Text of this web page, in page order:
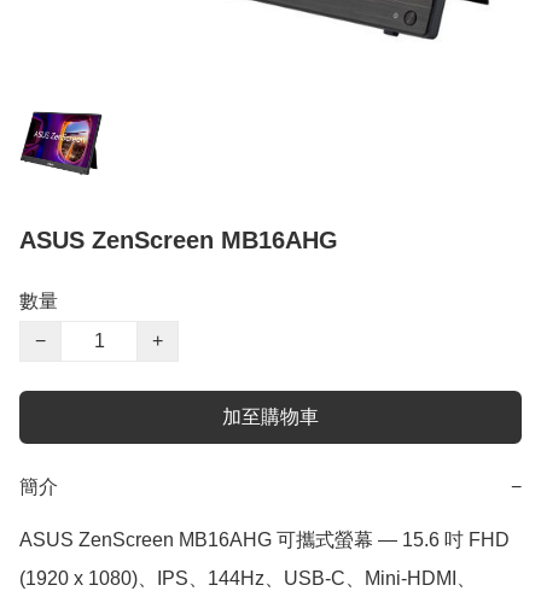
ASUS ZenScreen MB16AHG
數量
−
+
加至購物車
簡介 −
ASUS ZenScreen MB16AHG 可攜式螢幕 — 15.6 吋 FHD
(1920 x 1080)、IPS、144Hz、USB-C、Mini-HDMI、